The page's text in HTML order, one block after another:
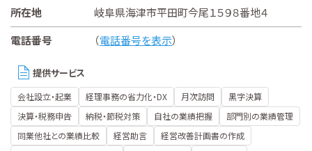
所在地
岐阜県海津市平田町今尾１５９８番地４
電話番号
（電話番号を表示）
提供サービス
会社設立・起業 経理事務の省力化・DX 月次訪問
黒字決算
決算・税務申告
納税・節税対策 自社の業績把握
部門別の業績管理
同業他社との業績比較
経営助言
経営改善計画書の作成